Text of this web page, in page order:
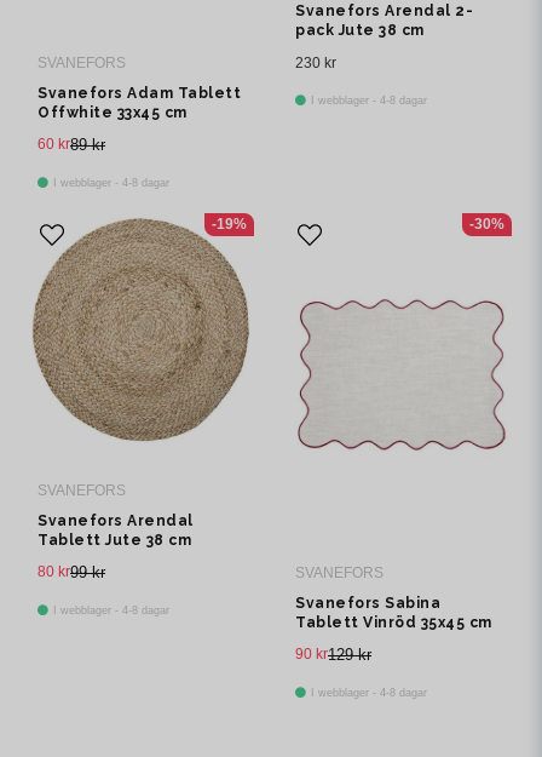
SVANEFORS
Svanefors Adam Tablett
Offwhite 33x45 cm
89 kr
60 kr
I webblager - 4-8 dagar
Svanefors Arendal 2-
pack Jute 38 cm
230 kr
I webblager - 4-8 dagar
SVANEFORS
Svanefors Arendal
Tablett Jute 38 cm
99 kr
80 kr
I webblager - 4-8 dagar
-19%
SVANEFORS
Svanefors Sabina
Tablett Vinröd 35x45 cm
129 kr
90 kr
I webblager - 4-8 dagar
-30%